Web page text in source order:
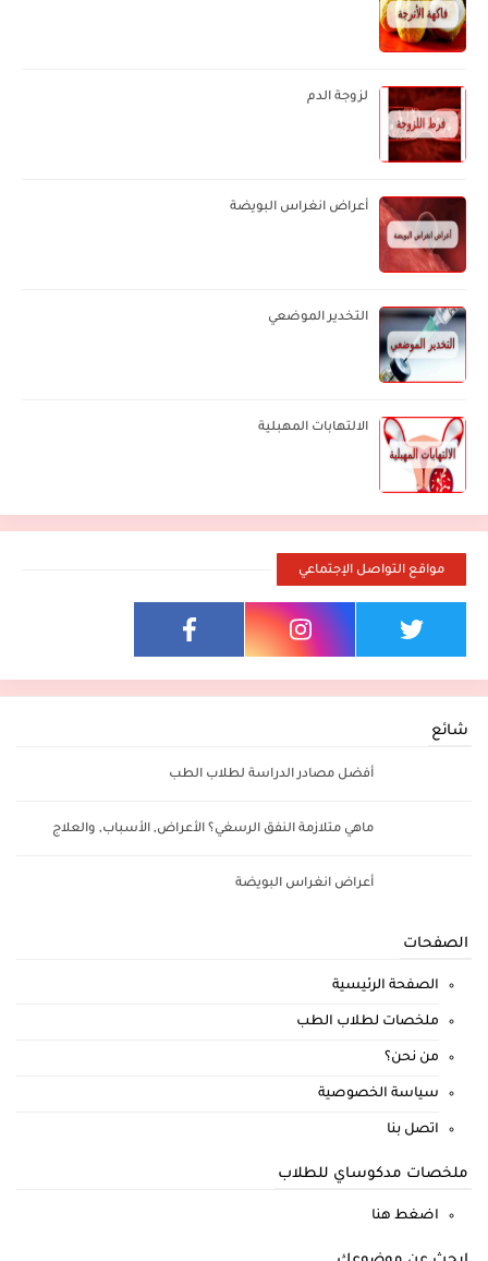
لزوجة الدم
أعراض انغراس البويضة
التخدير الموضعي
الالتهابات المهبلية
مواقع التواصل الإجتماعي
شائع
أفضل مصادر الدراسة لطلاب الطب
ماهي متلازمة النفق الرسغي؟ الأعراض, الأسباب, والعلاج
أعراض انغراس البويضة
الصفحات
الصفحة الرئيسية
ملخصات لطلاب الطب
من نحن؟
سياسة الخصوصية
اتصل بنا
ملخصات مدكوساي للطلاب
اضغط هنا